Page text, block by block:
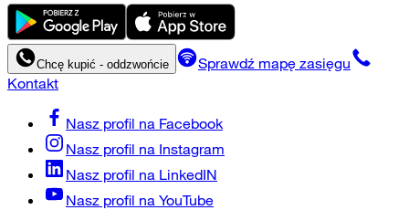
Chcę kupić - oddzwońcie
Sprawdź mapę zasięgu
Kontakt
Nasz profil na Facebook
Nasz profil na Instagram
Nasz profil na LinkedIN
Nasz profil na YouTube